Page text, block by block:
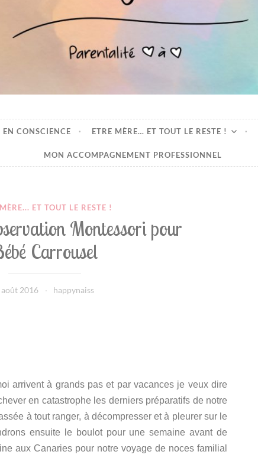
CONSCIENCE ETRE MÈRE… ET TOUT LE RESTE !
MON ACCOMPAGNEMENT PROFESSIONNEL
ET TOUT LE RESTE !
Montessori pour
Carrousel
août 2016 happynaiss
arrivent à grands pas et par vacances je veux dire
en catastrophe les derniers préparatifs de notre
à tout ranger, à décompresser et à pleurer sur le
ensuite le boulot pour une semaine avant de
aux Canaries pour notre voyage de noces familial